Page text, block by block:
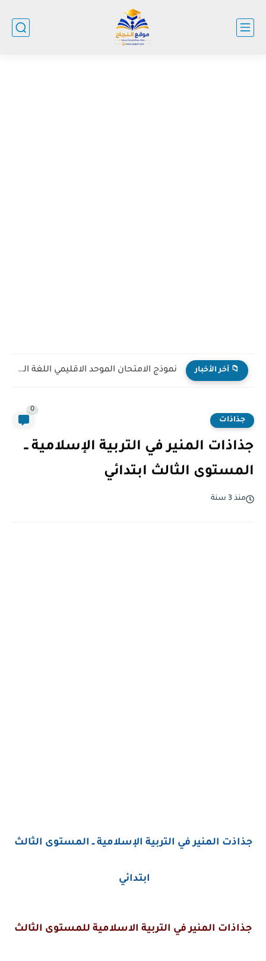
📁 آخر الأخبار نموذج الامتحان الموحد الاقليمي اللغة العربية نسخة تجريبية مع التصحيح...
جذاذات
0
جذاذات المنير في التربية الإسلامية ــ
المستوى الثالث ابتدائي
منذ 3 سنة
جذاذت المنير في التربية الإسلامية ــ المستوى الثالث
ابتدائي
جذاذات المنير في التربية الاسلامية للمستوى الثالث